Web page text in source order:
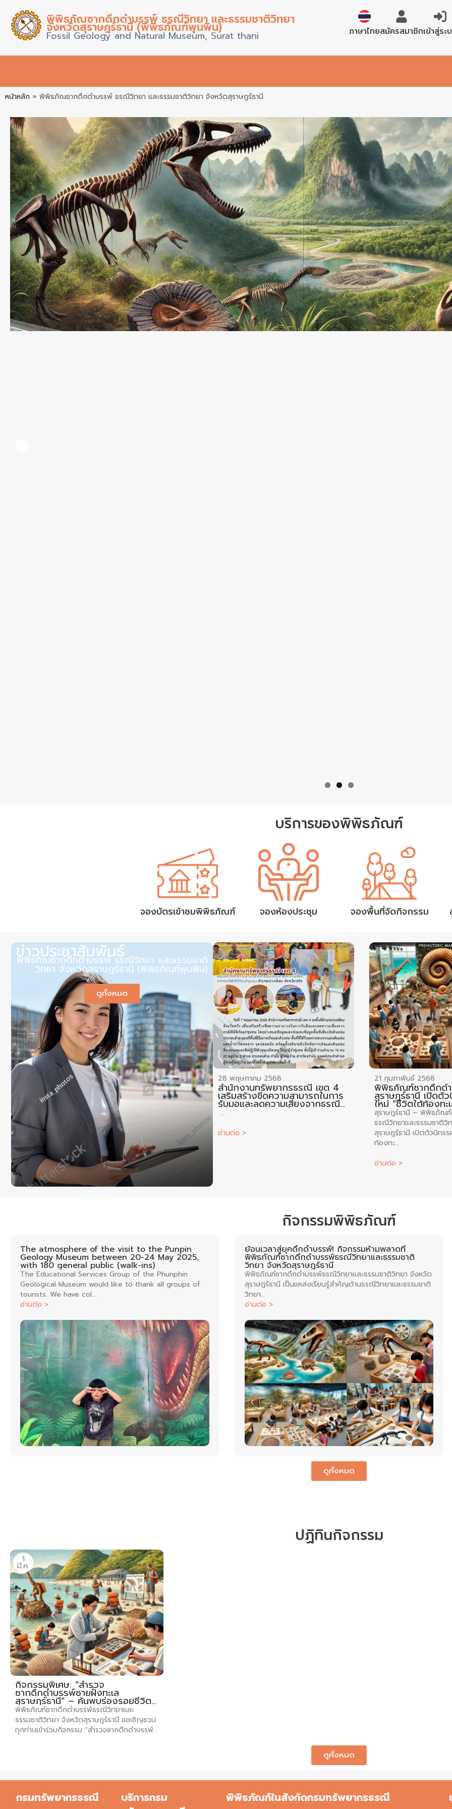
พิพิธภัณซากดึกดำบรรพ์ ธรณีวิทยา และธรรมชาติวิทยา
จังหวัดสุราษฎร์ธานี (พิพิธภัณฑ์พุนพิน)
Fossil Geology and Natural Museum, Surat thani ภาษาไทยEnglishสมัครสมาชิกเข้าสู่ระ
หน้าหลัก » พิพิธภัณซากดึกดำบรรพ์ ธรณีวิทยา และธรรมชาติวิทยา จังหวัดสุราษฎร์ธานี
บริการของพิพิธภัณฑ์
จองบัตรเข้าชมพิพิธภัณฑ์ จองห้องประชุม จองพื้นที่จัดกิจกรรม
ข่าวประชาสัมพันธ์
พิพิธภัณซากดึกดำบรรพ์ ธรณีวิทยา และธรรมชาติ
วิทยา จังหวัดสุราษฎร์ธานี (พิพิธภัณฑ์พุนพิน)
ดูทั้งหมด
28 พฤษภาคม 2568
สำนักงานทรัพยากรธรณี เขต 4
เสริมสร้างขีดความสามารถในการ
รับมอและลดความเสี่ยงจากธรณี
พิบัติภัยแก่ชุมชน อำเภอปะเหลียน
...
อ่านต่อ >
21 กุมภาพันธ์ 2568
พิพิธภัณฑ์ซากดึกด
สุราษฎร์ธานี เปิดตั
ใหม่ “ชีวิตใต้ท้องทะ
พร้อมกิจกรรมเสริม
สุราษฎร์ธานี – พิพิธภัณฑ์
ธรณีวิทยาและธรรมชาติวิ
สุราษฎร์ธานี เปิดตัวนิทรร
ท้องทะ...
อ่านต่อ >
กิจกรรมพิพิธภัณฑ์​
The atmosphere of the visit to the Punpin
Geology Museum between 20-24 May 2025,
with 180 general public (walk-ins)
The Educational Services Group of the Phunphin
Geological Museum would like to thank all groups of
tourists. We have col...
อ่านต่อ >
ย้อนเวลาสู่ยุคดึกดำบรรพ์! กิจกรรมห้ามพลาดที่
พิพิธภัณฑ์ซากดึกดำบรรพ์ธรณีวิทยาและธรรมชาติ
วิทยา จังหวัดสุราษฎร์ธานี
พิพิธภัณฑ์ซากดึกดำบรรพ์ธรณีวิทยาและธรรมชาติวิทยา จังหวัด
สุราษฎร์ธานี เป็นแหล่งเรียนรู้สำคัญด้านธรณีวิทยาและธรรมชาติ
วิทยา...
อ่านต่อ >
ดูทั้งหมด
ปฏิทินกิจกรรม
1
มี.ค.
กิจกรรมพิเศษ: “สำรวจ
ซากดึกดำบรรพ์ชายฝั่งทะเล
สุราษฎร์ธานี” – ค้นพบร่องรอยชีวิต
โบราณ!
พิพิธภัณฑ์ซากดึกดำบรรพ์ธรณีวิทยาและ
ธรรมชาติวิทยา จังหวัดสุราษฎร์ธานี ขอเชิญชวน
ทุกท่านเข้าร่วมกิจกรรม “สำรวจซากดึกดำบรรพ์...
ดูทั้งหมด
กรมทรัพยากรธรณี
บริการกรม
พิพิธภัณฑ์ในสังกัดกรมทรัพยากรธรณี